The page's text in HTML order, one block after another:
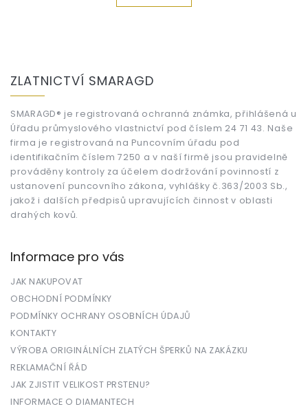
ZLATNICTVÍ SMARAGD
SMARAGD® je registrovaná ochranná známka, přihlášená u
Úřadu průmyslového vlastnictví pod číslem 24 71 43. Naše
firma je registrovaná na Puncovním úřadu pod
identifikačním číslem 7250 a v naší firmě jsou pravidelně
prováděny kontroly za účelem dodržování povinností z
ustanovení puncovního zákona, vyhlášky č.363/2003 Sb.,
jakož i dalších předpisů upravujících činnost v oblasti
drahých kovů.
Informace pro vás
JAK NAKUPOVAT
OBCHODNÍ PODMÍNKY
PODMÍNKY OCHRANY OSOBNÍCH ÚDAJŮ
KONTAKTY
VÝROBA ORIGINÁLNÍCH ZLATÝCH ŠPERKŮ NA ZAKÁZKU
REKLAMAČNÍ ŘÁD
JAK ZJISTIT VELIKOST PRSTENU?
INFORMACE O DIAMANTECH